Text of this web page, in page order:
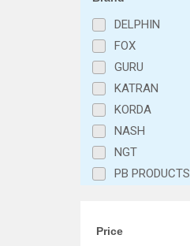
DELPHIN
FOX
GURU
KATRAN
KORDA
NASH
NGT
PB PRODUCTS
TRAKKER
Price